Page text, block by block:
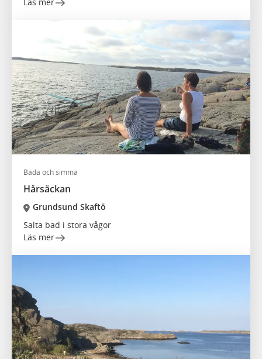
Läs mer
Bada och simma
Hårsäckan
Grundsund Skaftö
Salta bad i stora vågor
Läs mer